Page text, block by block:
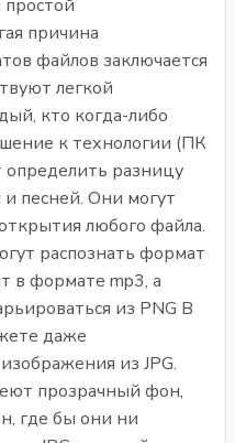
причина
файлов заключается
легкой
кто когда-либо
к технологии (ПК
разницу
песней. Они могут
любого файла.
распознать формат
в формате mp3, а
из PNG В
даже
из JPG.
прозрачный фон,
где бы они ни